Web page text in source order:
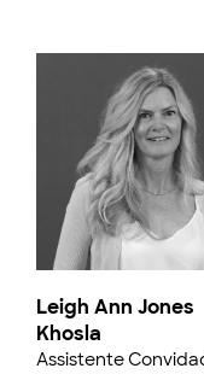
Leigh Ann Jones
Khosla
Assistente